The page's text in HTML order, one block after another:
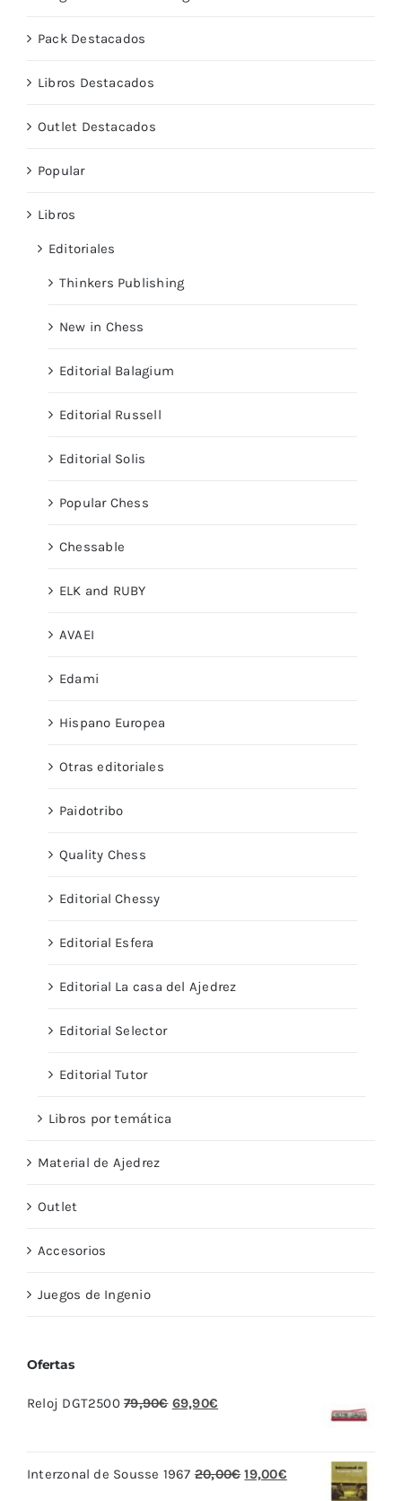
Pack Destacados
Libros Destacados
Outlet Destacados
Popular
Libros
Editoriales
Thinkers Publishing
New in Chess
Editorial Balagium
Editorial Russell
Editorial Solis
Popular Chess
Chessable
ELK and RUBY
AVAEI
Edami
Hispano Europea
Otras editoriales
Paidotribo
Quality Chess
Editorial Chessy
Editorial Esfera
Editorial La casa del Ajedrez
Editorial Selector
Editorial Tutor
Libros por temática
Material de Ajedrez
Outlet
Accesorios
Juegos de Ingenio
Ofertas
Reloj DGT2500 79,90€ El
era:
69,90€
es:
Interzonal de Sousse 1967 20,00€ El
19,00€El